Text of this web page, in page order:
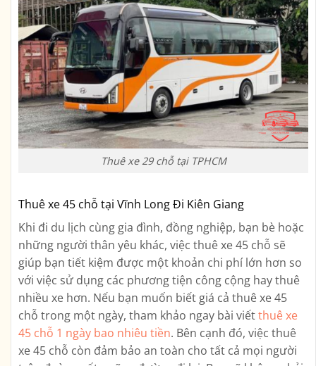
Thuê xe 29 chỗ tại TPHCM
Thuê xe 45 chỗ tại Vĩnh Long Đi Kiên Giang
Khi đi du lịch cùng gia đình, đồng nghiệp, bạn bè hoặc
những người thân yêu khác, việc thuê xe 45 chỗ sẽ
giúp bạn tiết kiệm được một khoản chi phí lớn hơn so
với việc sử dụng các phương tiện công cộng hay thuê
nhiều xe hơn. Nếu bạn muốn biết giá cả thuê xe 45
chỗ trong một ngày, tham khảo ngay bài viếtthuê xe
45 chỗ 1 ngày bao nhiêu tiền. Bên cạnh đó, việc thuê
xe 45 chỗ còn đảm bảo an toàn cho tất cả mọi người